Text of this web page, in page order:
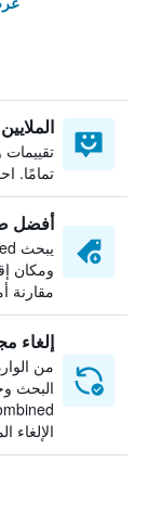
تقييمات
تمامًا.
أفضل
ومكان
مقارنة
إلغاء
من
البحث
الإلغاء